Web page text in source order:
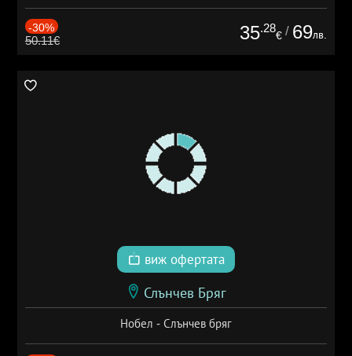
-30%
50.11€ 35.28
€ / 69лв.
виж офертата
Слънчев Бряг
Нобел - Слънчев бряг